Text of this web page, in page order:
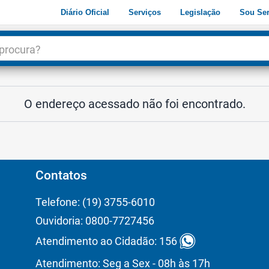
Diário Oficial Serviços Legislação Sou
O endereço acessado não foi encontrado.
Contatos
Telefone: (19) 3755-6010
Ouvidoria: 0800-7727456
Atendimento ao Cidadão: 156
Atendimento: Seg a Sex - 08h às 17h